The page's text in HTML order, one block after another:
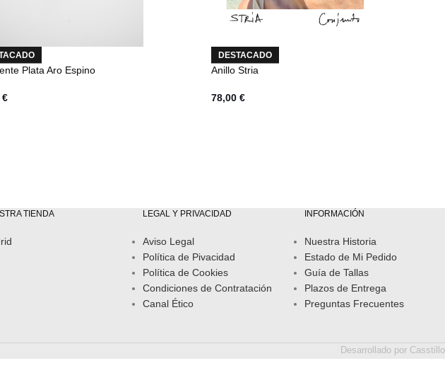
Plata Aro Espino
€
DESTACADO
Anillo Stria
78,00 €
TIENDA LEGAL Y PRIVACIDAD
Aviso Legal
Política de Pivacidad
Política de Cookies
Condiciones de Contratación
Canal Ético
INFORMACIÓN
Nuestra Historia
Estado de Mi Pedido
Guía de Tallas
Plazos de Entrega
Preguntas Frecuentes
Desarrollado por Casstillo